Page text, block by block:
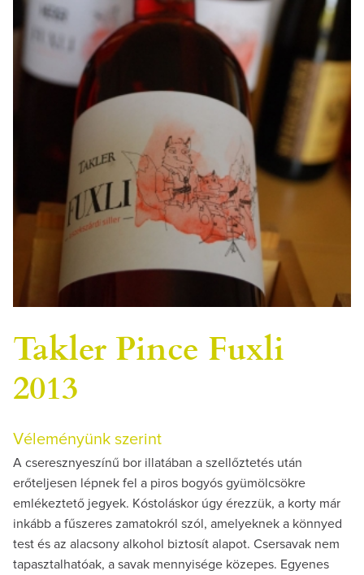
Takler Pince Fuxli
2013
Véleményünk szerint
A cseresznyeszínű bor illatában a szellőztetés után
erőteljesen lépnek fel a piros bogyós gyümölcsökre
emlékeztető jegyek. Kóstoláskor úgy érezzük, a korty már
inkább a fűszeres zamatokról szól, amelyeknek a könnyed
test és az alacsony alkohol biztosít alapot. Csersavak nem
tapasztalhatóak, a savak mennyisége közepes. Egyenes